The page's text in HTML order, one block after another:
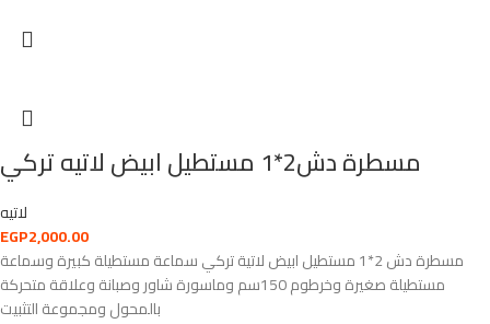
مسطرة دش2*1 مستطيل ابيض لاتيه تركي
لاتيه
EGP2,000.00
مسطرة دش 2*1 مستطيل ابيض لاتية تركي سماعة مستطيلة كبيرة وسماعة
مستطيلة صغيرة وخرطوم 150سم وماسورة شاور وصبانة وعلاقة متحركة
بالمحول ومجموعة التثبيت